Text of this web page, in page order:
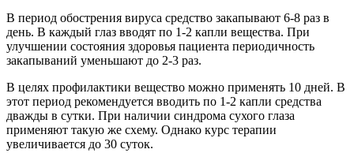
В период обострения вируса средство закапывают 6-8 раз в
день. В каждый глаз вводят по 1-2 капли вещества. При
улучшении состояния здоровья пациента периодичность
закапываний уменьшают до 2-3 раз.
В целях профилактики вещество можно применять 10 дней. В
этот период рекомендуется вводить по 1-2 капли средства
дважды в сутки. При наличии синдрома сухого глаза
применяют такую же схему. Однако курс терапии
увеличивается до 30 суток.